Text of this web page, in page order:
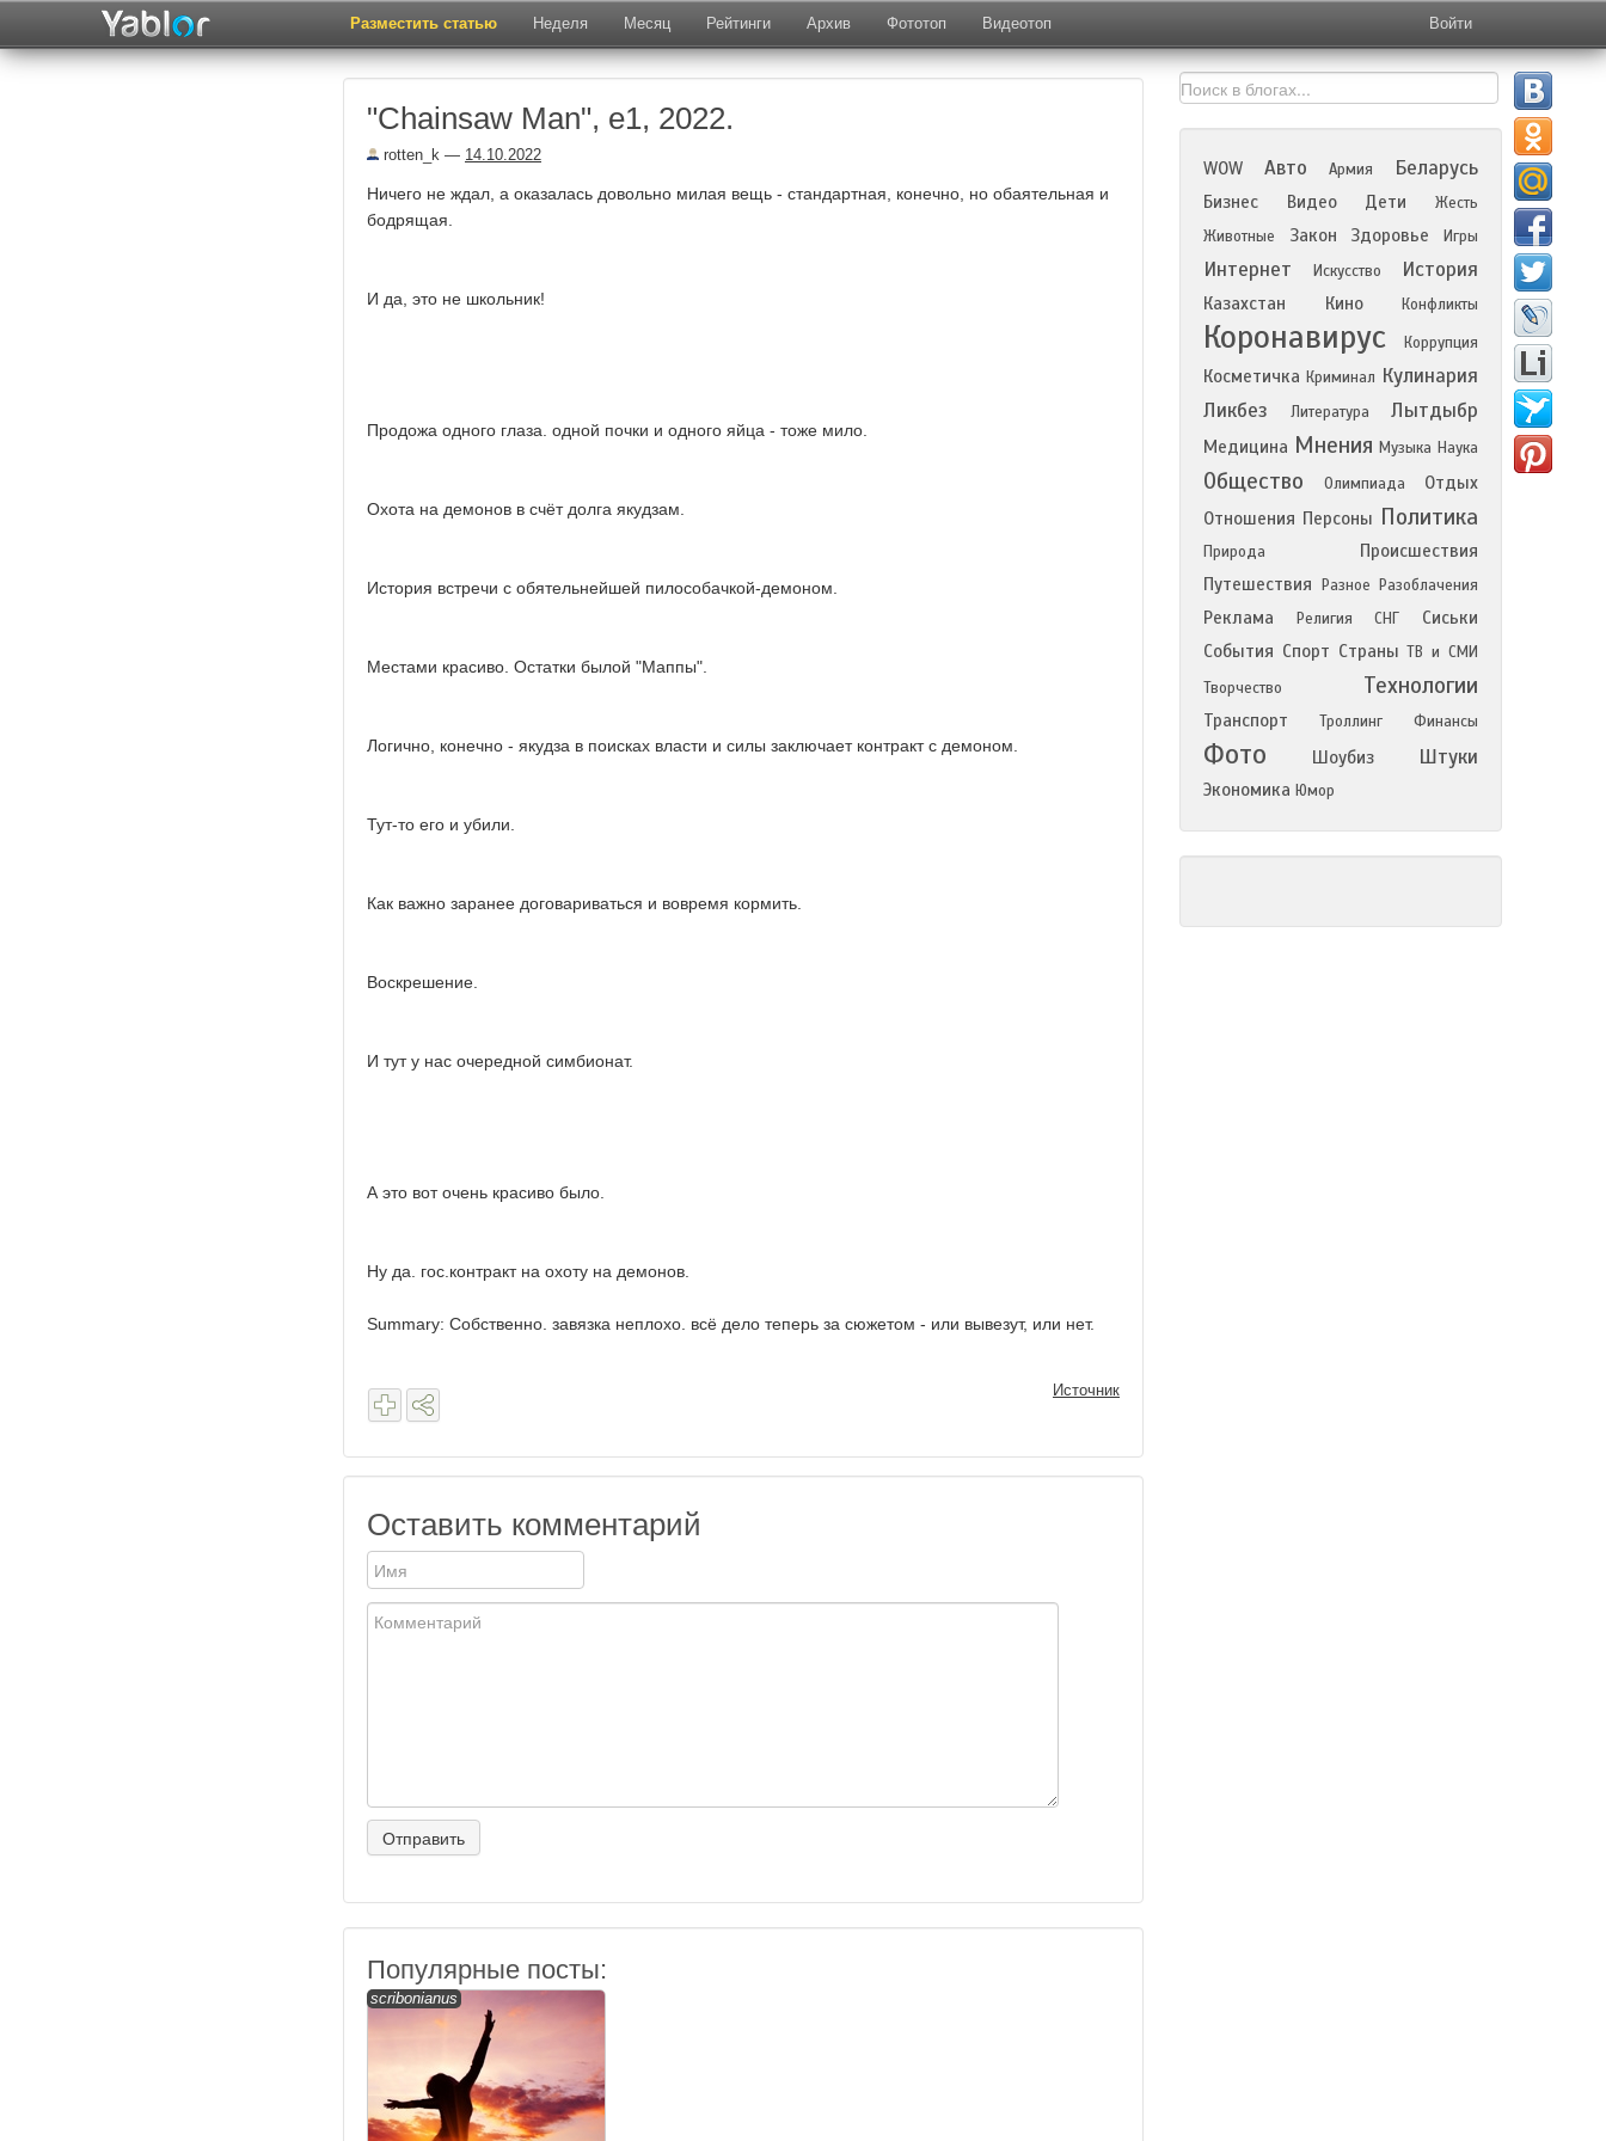
Разместить статью Неделя Месяц Рейтинги Архив Фототоп Видеотоп Войти
"Chainsaw Man", е1, 2022.
rotten_k — 14.10.2022
Ничего не ждал, а оказалась довольно милая вещь - стандартная, конечно, но обаятельная и
бодрящая.
И да, это не школьник!
Продожа одного глаза. одной почки и одного яйца - тоже мило.
Охота на демонов в счёт долга якудзам.
История встречи с обятельнейшей пилособачкой-демоном.
Местами красиво. Остатки былой "Маппы".
Логично, конечно - якудза в поисках власти и силы заключает контракт с демоном.
Тут-то его и убили.
Как важно заранее договариваться и вовремя кормить.
Воскрешение.
И тут у нас очередной симбионат.
А это вот очень красиво было.
Ну да. гос.контракт на охоту на демонов.
Summary: Собственно. завязка неплохо. всё дело теперь за сюжетом - или вывезут, или нет.
Источник
Оставить комментарий
Популярные посты:
scribonianus
WOW Авто Армия Беларусь
Бизнес Видео Дети
Жесть
Животные
Закон Здоровье Игры
Интернет Искусство История
Казахстан Кино Конфликты
Коронавирус Коррупция
Косметичка Криминал Кулинария
Ликбез
Литература Лытдыбр
Медицина Мнения Музыка Наука
Общество Олимпиада
Отдых
Отношения Персоны Политика
Природа
Происшествия
Путешествия
Разное Разоблачения
Реклама Религия СНГ
Сиськи
События Спорт Страны ТВ и СМИ
Творчество
Технологии
Транспорт Троллинг Финансы
Фото Шоубиз Штуки
Экономика Юмор